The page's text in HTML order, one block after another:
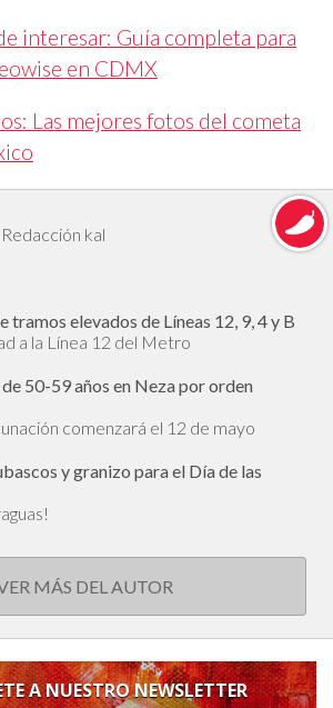
interesar: Guía completa para
en CDMX
Las mejores fotos del cometa
kal
tramos elevados de Líneas 12, 9, 4 y B
a la Línea 12 del Metro
50-59 años en Neza por orden
comenzará el 12 de mayo
y granizo para el Día de las
MÁS DEL AUTOR
A NUESTRO NEWSLETTER